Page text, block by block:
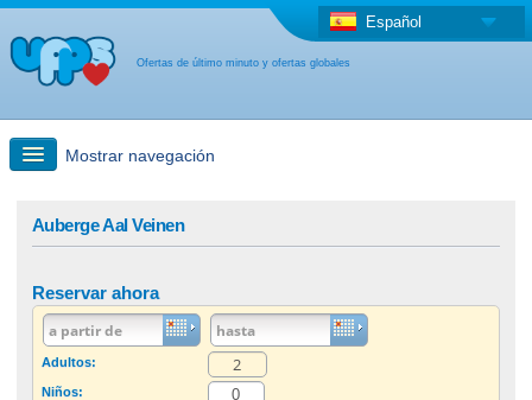
Ofertas de último minuto y ofertas globales
Español
Mostrar navegación
Oferta de última hora + Oferta global
Auberge Aal Veinen
Reservar ahora
Adultos:
Niños: